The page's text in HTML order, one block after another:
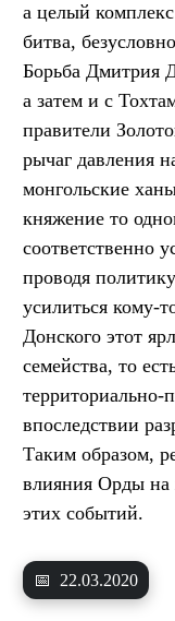
а целый
битва,
Борьба Дмитрия
а затем и с
правители
рычаг давления
монгольские
княжение то
соответственно
проводя
усилиться кому-
Донского этот
семейства, то
территориально-
впоследствии
Таким образом,
влияния Орды на
этих событий.
📅 22.03.2020